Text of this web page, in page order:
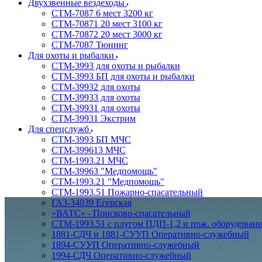
Двухзвенные вездеходы
СТМ-7087 6 мест 3200 кг
СТМ-70871 20 мест 3100 кг
СТМ-70872 20 мест 3000 кг
СТМ-7087 Тюнинг
Для охоты и рыбалки
СТМ-3993 для охоты и рыбалки
СТМ-3993 БП для охоты и рыбалки
СТМ-39932 для охоты
СТМ-39933 для охоты
СТМ-39931 для охоты
СТМ-39931 Экстрим
Для спецслужб
СТМ-3993 БП МЧС
СТМ-399613 МЧС
СТМ-1993.21 МЧС
СТМ-39963 "Медпомощь"
СТМ-1993.21 "Медпомощь"
СТМ-1993.51 Пожарно-спасательный
ГАЗ-34039 Егерская
«ВАТС» - Поисково-спасательный
СТМ-1993.51 с плугом ПДП-1,2 и пож.
1881-СДЧ и 1881-СУУП Оперативно-служебный
1894-СУУП Оперативно-служебный
1994-СДЧ Оперативно-служебный